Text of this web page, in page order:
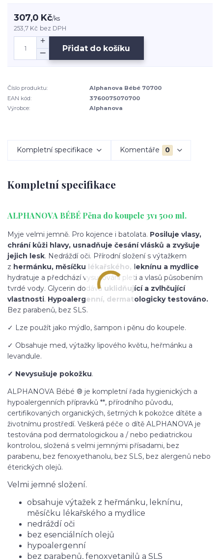
307,0 Kč/ks
253,7 Kč bez DPH
Přidat do košíku
Číslo produktu:
Alphanova Bébé 70700
EAN kód:
3760075070700
Výrobce:
Alphanova
Kompletní specifikace Komentáře 0
Kompletní specifikace
ALPHANOVA BÉBÉ Pěna do koupele 3v1 500 ml.
Myje velmi jemně. Pro kojence i batolata. Posiluje vlasy,
chrání kůži hlavy, usnadňuje česání vlásků a zvyšuje
jejich lesk. Nedráždí oči. Přírodní složení s výtažkem
z hermánku, měsíčku lékařského, leknínu a mydlice
hydratuje a předchází vysušování pleti a vlasů působením
tvrdé vody. Glycerin dodává uklidňující a zvlhčující
vlastnosti. Hypoalergenní, dermatologicky testováno.
Bez parabenů, bez SLS.
✓ Lze použít jako mýdlo, šampon i pěnu do koupele.
✓ Obsahuje med, výtažky lipového květu, heřmánku a
levandule.
✓ Nevysušuje pokožku.
ALPHANOVA Bébé ® je kompletní řada hygienických a
hypoalergenních přípravků **, přírodního původu,
certifikovaných organických, šetrných k pokožce dítěte a
životnímu prostředí. Veškerá péče o dítě ALPHANOVA je
testována pod dermatologickou a / nebo pediatrickou
kontrolou, složená s velmi jemnými přísadami, bez
parabenu, bez fenoxyethanolu, bez SLS, bez alergenů nebo
éterických olejů.
Velmi jemné složení.
obsahuje výtažek z heřmánku, leknínu,
měsíčku lékařského a mydlice
nedráždí oči
bez esenciálních olejů
hypoalergenní
bez parabenů, fenoxyetanilů a SLS